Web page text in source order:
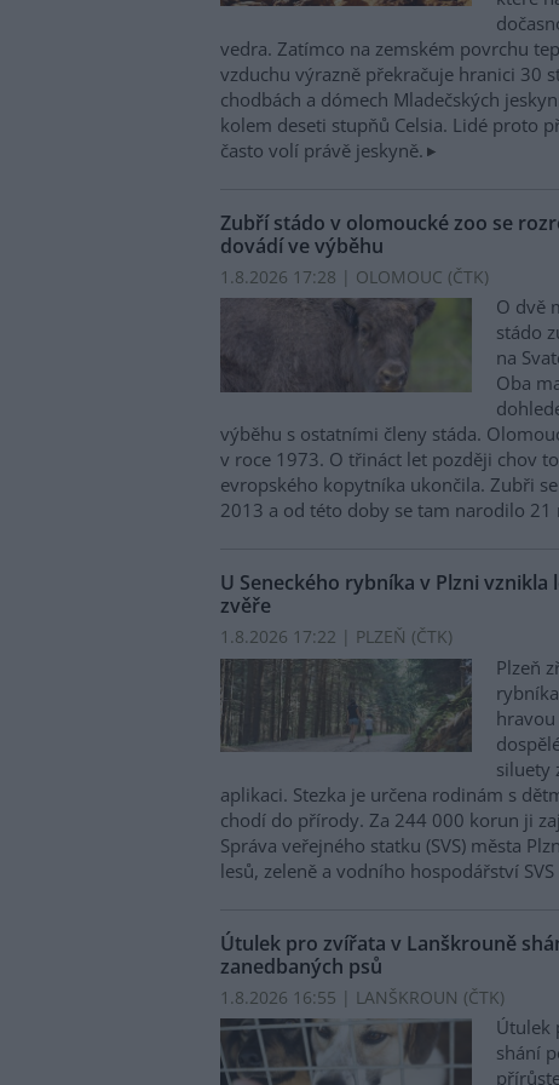
vedra. Zatímco na zemském povrchu
vzduchu výrazně překračuje hranici 30
chodbách a dómech Mladečských
kolem deseti stupňů Celsia. Lidé proto
často volí právě jeskyně.
Zubří stádo v olomoucké zoo se
dovádí ve výběhu
1.8.2026 17:28 | OLOMOUC (ČTK)
O dvě
stádo
na
Oba
výběhu s ostatními členy stáda.
v roce 1973. O třináct let později chov
evropského kopytníka ukončila. Zubři
2013 a od této doby se tam narodilo 21
U Seneckého rybníka v Plzni vznikla
zvěře
1.8.2026 17:22 | PLZEŇ (ČTK)
Plzeň
siluety
aplikaci. Stezka je určena rodinám s
chodí do přírody. Za 244 000 korun ji
Správa veřejného statku (SVS) města
lesů, zeleně a vodního hospodářství
Útulek pro zvířata v Lanškrouně
zanedbaných psů
1.8.2026 16:55 | LANŠKROUN (ČTK)
Útulek
shání